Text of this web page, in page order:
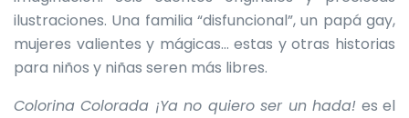
ilustraciones. Una familia “disfuncional”, un papá gay,
mujeres valientes y mágicas… estas y otras historias
para niños y niñas seren más libres.
Colorina Colorada ¡Ya no quiero ser un hada! es el